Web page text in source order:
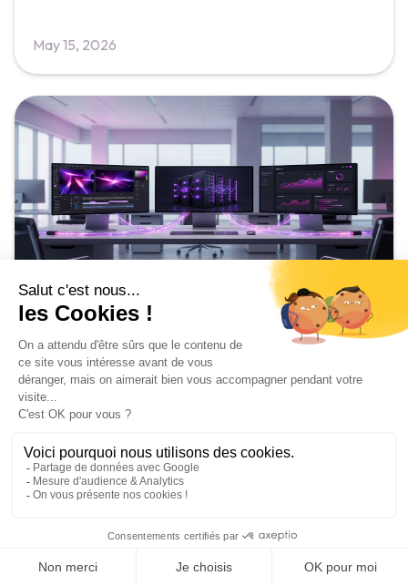
May 15, 2026
Formation
Outil auteur vs LMS vs LCMS : les
différences